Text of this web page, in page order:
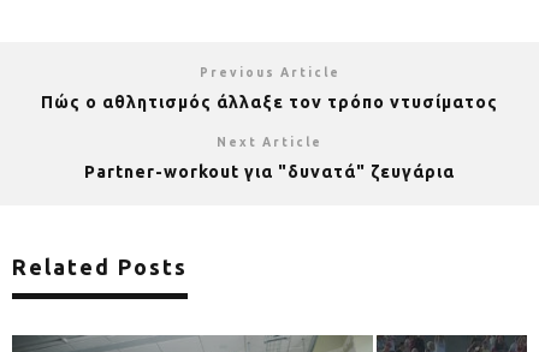
Previous Article
Πώς ο αθλητισμός άλλαξε τον τρόπο ντυσίματος
Next Article
Partner-workout για "δυνατά" ζευγάρια
Related Posts